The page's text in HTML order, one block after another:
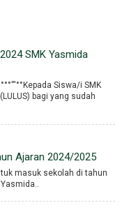
SMK Yasmida
Siswa/i SMK
bagi yang sudah
Ajaran 2024/2025
masuk sekolah di tahun